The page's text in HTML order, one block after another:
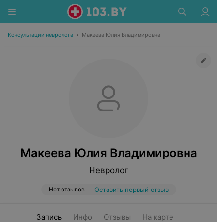
Консультации невролога • Макеева Юлия Владимировна
Макеева Юлия Владимировна
Невролог
Нет отзывов Оставить первый отзыв
Запись Инфо Отзывы На карте